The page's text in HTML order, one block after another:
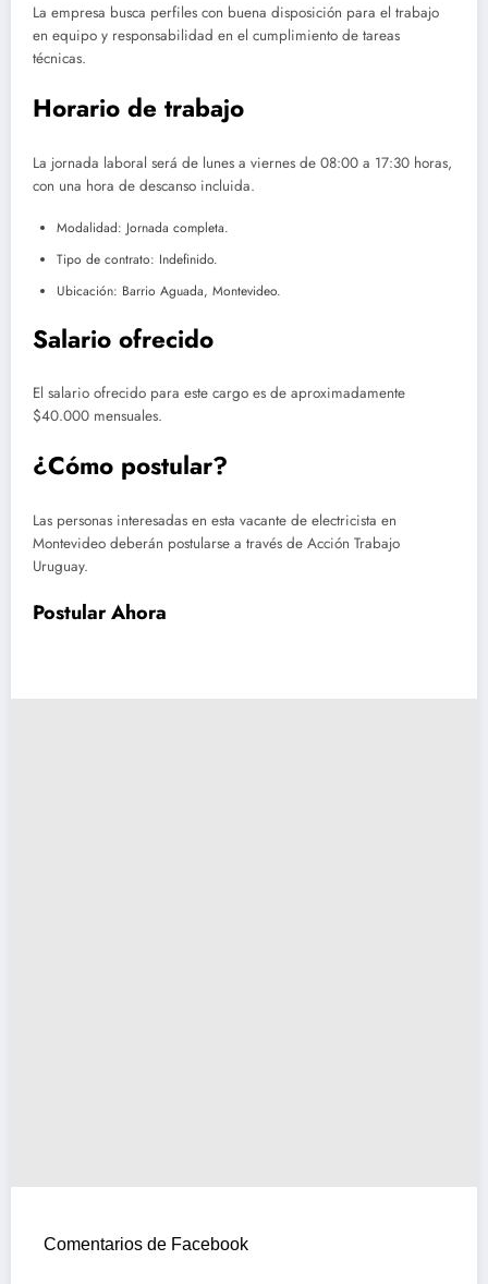
La empresa busca perfiles con buena disposición para el trabajo
en equipo y responsabilidad en el cumplimiento de tareas
técnicas.
Horario de trabajo
La jornada laboral será de lunes a viernes de 08:00 a 17:30 horas,
con una hora de descanso incluida.
Modalidad: Jornada completa.
Tipo de contrato: Indefinido.
Ubicación: Barrio Aguada, Montevideo.
Salario ofrecido
El salario ofrecido para este cargo es de aproximadamente
$40.000 mensuales.
¿Cómo postular?
Las personas interesadas en esta vacante de electricista en
Montevideo deberán postularse a través de Acción Trabajo
Uruguay.
Postular Ahora
Comentarios de Facebook